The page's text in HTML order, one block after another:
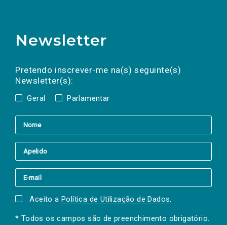
Newsletter
Pretendo inscrever-me na(s) seguinte(s)
Newsletter(s):
Geral Parlamentar
a(s) newsletter(s).
mail
Aceito a Política de Utilização de Dados.
* Todos os campos são de preenchimento obrigatório.